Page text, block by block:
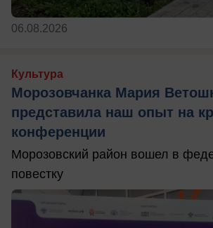
06.08.2026
Культура
Морозовчанка Мария
представила наш опыт на
конференции
Морозовский район вошел в
повестку